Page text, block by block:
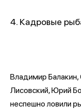
4. Кадровые
Владимир
Лисовский, Юрий
неспешно ловили